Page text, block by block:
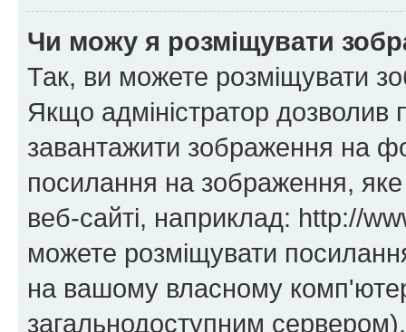
Чи можу я розміщувати
Так, ви можете розміщувати
Якщо адміністратор
завантажити зображення на
посилання на зображення, яке
веб-сайті, наприклад: http://
можете розміщувати
на вашому власному
загальнодоступним